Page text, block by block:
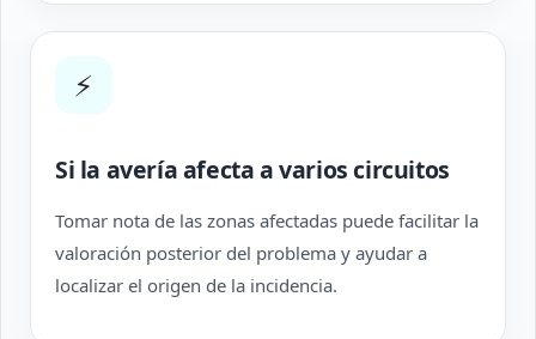
⚡
Si la avería afecta a varios circuitos
Tomar nota de las zonas afectadas puede facilitar la
valoración posterior del problema y ayudar a
localizar el origen de la incidencia.